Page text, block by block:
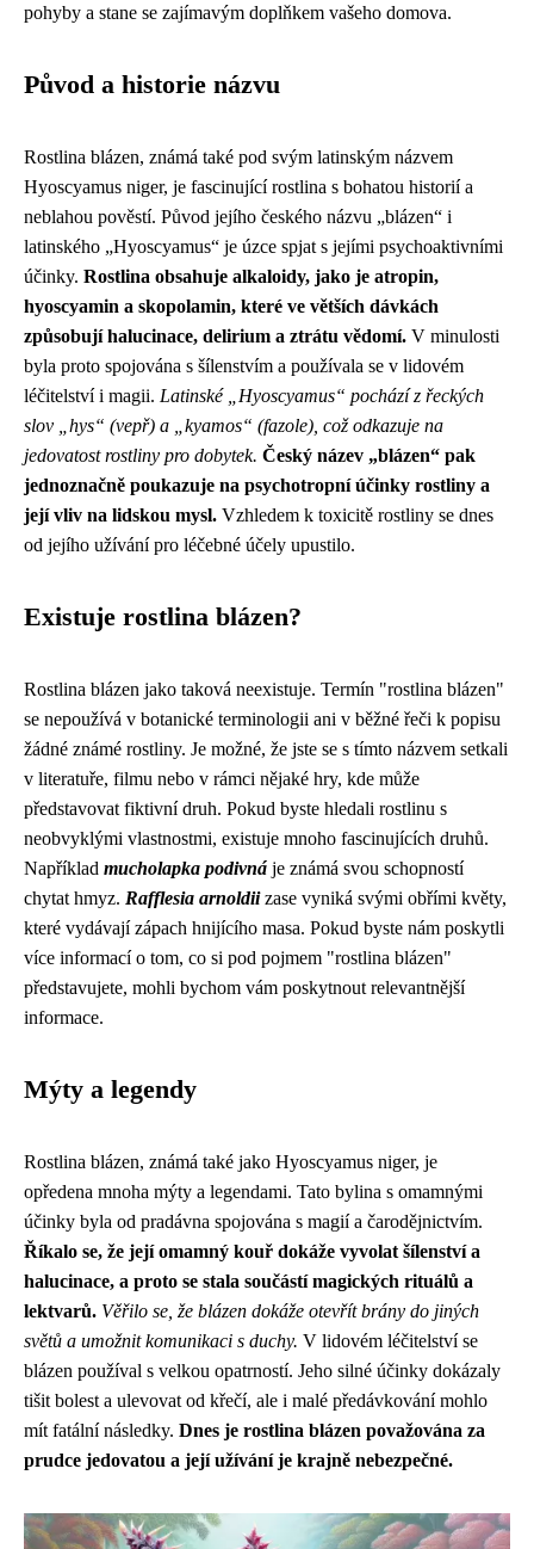
pohyby a stane se zajímavým doplňkem vašeho domova.
Původ a historie názvu
Rostlina blázen, známá také pod svým latinským názvem
Hyoscyamus niger, je fascinující rostlina s bohatou historií a
neblahou pověstí. Původ jejího českého názvu „blázen“ i
latinského „Hyoscyamus“ je úzce spjat s jejími psychoaktivními
účinky. Rostlina obsahuje alkaloidy, jako je atropin,
hyoscyamin a skopolamin, které ve větších dávkách
způsobují halucinace, delirium a ztrátu vědomí. V minulosti
byla proto spojována s šílenstvím a používala se v lidovém
léčitelství i magii. Latinské „Hyoscyamus“ pochází z řeckých
slov „hys“ (vepř) a „kyamos“ (fazole), což odkazuje na
jedovatost rostliny pro dobytek. Český název „blázen“ pak
jednoznačně poukazuje na psychotropní účinky rostliny a
její vliv na lidskou mysl. Vzhledem k toxicitě rostliny se dnes
od jejího užívání pro léčebné účely upustilo.
Existuje rostlina blázen?
Rostlina blázen jako taková neexistuje. Termín "rostlina blázen"
se nepoužívá v botanické terminologii ani v běžné řeči k popisu
žádné známé rostliny. Je možné, že jste se s tímto názvem setkali
v literatuře, filmu nebo v rámci nějaké hry, kde může
představovat fiktivní druh. Pokud byste hledali rostlinu s
neobvyklými vlastnostmi, existuje mnoho fascinujících druhů.
Například mucholapka podivná je známá svou schopností
chytat hmyz. Rafflesia arnoldiizase vyniká svými obřími květy,
které vydávají zápach hnijícího masa. Pokud byste nám poskytli
více informací o tom, co si pod pojmem "rostlina blázen"
představujete, mohli bychom vám poskytnout relevantnější
informace.
Mýty a legendy
Rostlina blázen, známá také jako Hyoscyamus niger, je
opředena mnoha mýty a legendami. Tato bylina s omamnými
účinky byla od pradávna spojována s magií a čarodějnictvím.
Říkalo se, že její omamný kouř dokáže vyvolat šílenství a
halucinace, a proto se stala součástí magických rituálů a
lektvarů. Věřilo se, že blázen dokáže otevřít brány do jiných
světů a umožnit komunikaci s duchy. V lidovém léčitelství se
blázen používal s velkou opatrností. Jeho silné účinky dokázaly
tišit bolest a ulevovat od křečí, ale i malé předávkování mohlo
mít fatální následky. Dnes je rostlina blázen považována za
prudce jedovatou a její užívání je krajně nebezpečné.